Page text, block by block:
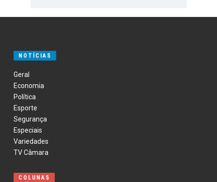
NOTÍCIAS
Geral
Economia
Política
Esporte
Segurança
Especiais
Variedades
TV Câmara
COLUNAS